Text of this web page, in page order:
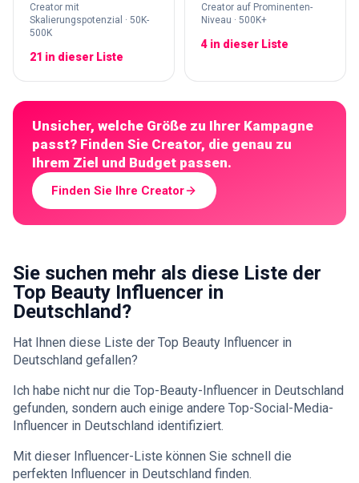
Creator mit
Skalierungspotenzial · 50K-
500K
21 in dieser Liste
Creator auf Prominenten-
Niveau · 500K+
4 in dieser Liste
Unsicher, welche Größe zu Ihrer Kampagne
passt? Finden Sie Creator, die genau zu
Ihrem Ziel und Budget passen.
Finden Sie Ihre Creator
Sie suchen mehr als diese Liste der
Top Beauty Influencer in
Deutschland?
Hat Ihnen diese Liste der Top Beauty Influencer in
Deutschland gefallen?
Ich habe nicht nur die Top-Beauty-Influencer in Deutschland
gefunden, sondern auch einige andere Top-Social-Media-
Influencer in Deutschland identifiziert.
Mit dieser Influencer-Liste können Sie schnell die
perfekten Influencer in Deutschland finden.